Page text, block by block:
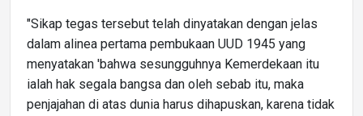
"Sikap tegas tersebut telah dinyatakan dengan jelas
dalam alinea pertama pembukaan UUD 1945 yang
menyatakan 'bahwa sesungguhnya Kemerdekaan itu
ialah hak segala bangsa dan oleh sebab itu, maka
penjajahan di atas dunia harus dihapuskan, karena tidak